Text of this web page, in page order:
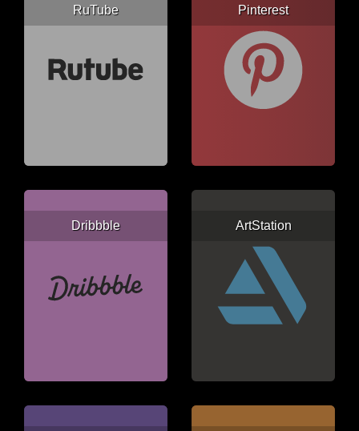
RuTube Pinterest
Dribbble ArtStation